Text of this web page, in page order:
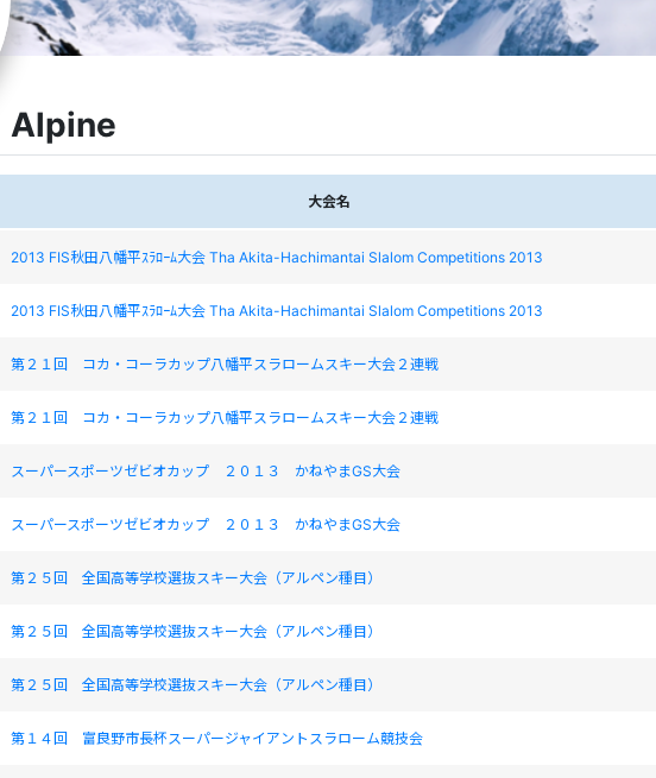
Alpine
大会名
2013 FIS秋田八幡平ｽﾗﾛｰﾑ大会 Tha Akita-Hachimantai Slalom Competitions 2013
2013 FIS秋田八幡平ｽﾗﾛｰﾑ大会 Tha Akita-Hachimantai Slalom Competitions 2013
第２１回 コカ・コーラカップ八幡平スラロームスキー大会２連戦
第２１回 コカ・コーラカップ八幡平スラロームスキー大会２連戦
スーパースポーツゼビオカップ ２０１３ かねやまGS大会
スーパースポーツゼビオカップ ２０１３ かねやまGS大会
第２５回 全国高等学校選抜スキー大会（アルペン種目）
第２５回 全国高等学校選抜スキー大会（アルペン種目）
第２５回 全国高等学校選抜スキー大会（アルペン種目）
第１４回 富良野市長杯スーパージャイアントスラローム競技会